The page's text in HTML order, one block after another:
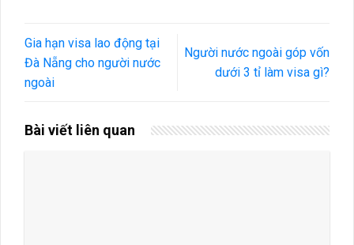
Gia hạn visa lao động tại
Đà Nẵng cho người nước
ngoài
Người nước ngoài góp vốn
dưới 3 tỉ làm visa gì?
Bài viết liên quan